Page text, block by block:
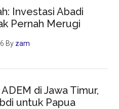
Investasi Abadi
Pernah Merugi
By zam
di Jawa Timur,
untuk Papua